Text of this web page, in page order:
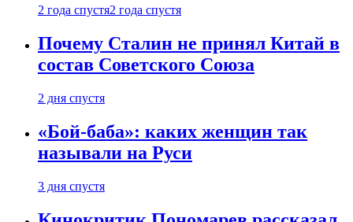
2 года спустя2 года спустя
Почему Сталин не принял Китай в
состав Советского Союза
2 дня спустя
«Бой-баба»: каких женщин так
называли на Руси
3 дня спустя